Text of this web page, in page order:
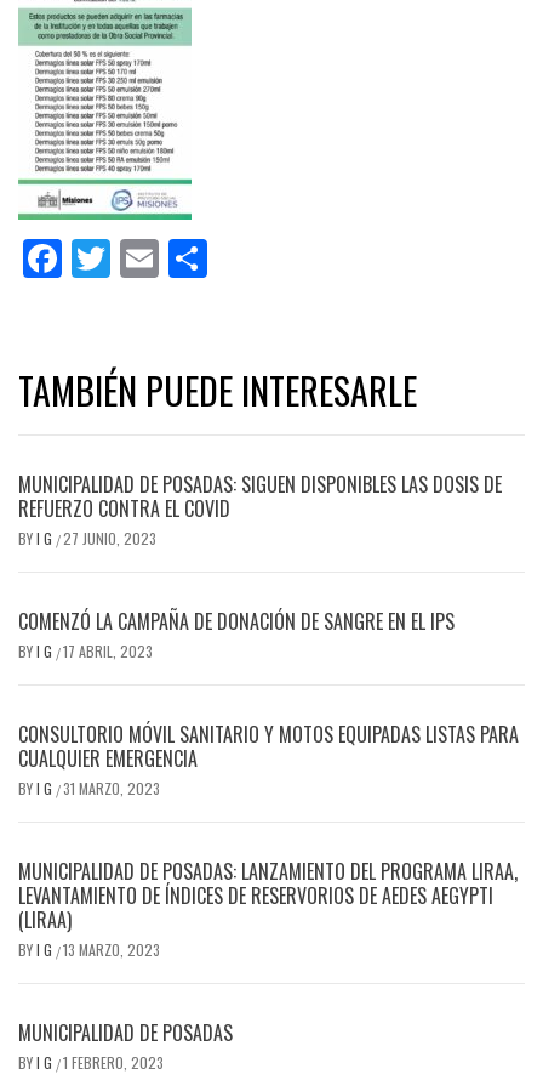
Facebook
Twitter
Email
TAMBIÉN PUEDE INTERESARLE
MUNICIPALIDAD DE POSADAS: SIGUEN DISPONIBLES LAS DOSIS DE
REFUERZO CONTRA EL COVID
BYI G /27 JUNIO, 2023
COMENZÓ LA CAMPAÑA DE DONACIÓN DE SANGRE EN EL IPS
BYI G /17 ABRIL, 2023
CONSULTORIO MÓVIL SANITARIO Y MOTOS EQUIPADAS LISTAS PARA
CUALQUIER EMERGENCIA
BYI G /31 MARZO, 2023
MUNICIPALIDAD DE POSADAS: LANZAMIENTO DEL PROGRAMA LIRAA,
LEVANTAMIENTO DE ÍNDICES DE RESERVORIOS DE AEDES AEGYPTI
(LIRAA)
BYI G /13 MARZO, 2023
MUNICIPALIDAD DE POSADAS
BYI G /1 FEBRERO, 2023